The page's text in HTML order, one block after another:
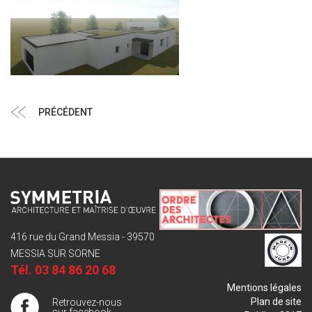
de
Article
PRÉCÉDENT
416 rue du Grand Messia - 39570
MESSIA SUR SORNE
Tél. 03 84 86 20 68
Retrouvez-nous
Mentions légales
Plan de site